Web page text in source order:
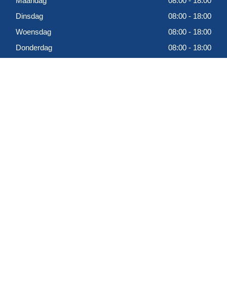
Dinsdag
08:00 - 18:00
Woensdag
08:00 - 18:00
Donderdag
08:00 - 18:00